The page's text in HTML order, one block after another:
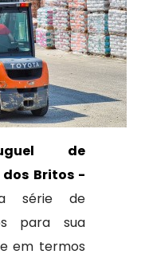
de
Britos -
série de
para sua
em termos